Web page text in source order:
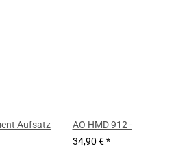
AO HMD 912 -
34,90 €*